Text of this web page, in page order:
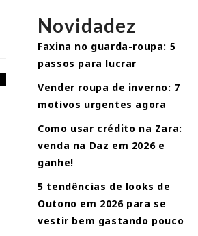
Novidadez
Faxina no guarda-roupa: 5
passos para lucrar
Vender roupa de inverno: 7
motivos urgentes agora
Como usar crédito na Zara:
venda na Daz em 2026 e
ganhe!
5 tendências de looks de
Outono em 2026 para se
vestir bem gastando pouco